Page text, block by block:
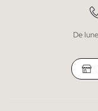
* Puedes
De